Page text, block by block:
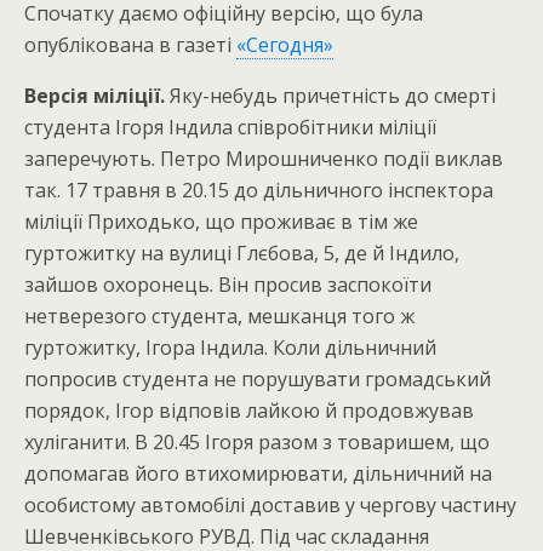
Спочатку даємо офіційну версію, що була
опублікована в газеті «Сегодня»
Версія міліції.Яку-небудь причетність до смерті
студента Ігоря Індила співробітники міліції
заперечують. Петро Мирошниченко події виклав
так. 17 травня в 20.15 до дільничного інспектора
міліції Приходько, що проживає в тім же
гуртожитку на вулиці Глєбова, 5, де й Індило,
зайшов охоронець. Він просив заспокоїти
нетверезого студента, мешканця того ж
гуртожитку, Ігора Індила. Коли дільничний
попросив студента не порушувати громадський
порядок, Ігор відповів лайкою й продовжував
хуліганити. В 20.45 Ігоря разом з товаришем, що
допомагав його втихомирювати, дільничний на
особистому автомобілі доставив у чергову частину
Шевченківського РУВД. Під час складання